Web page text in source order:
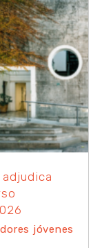
jóvenes